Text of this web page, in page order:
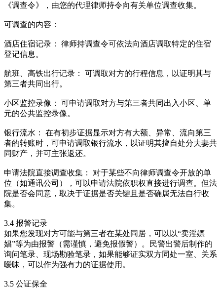
《调查令》，由您的代理律师持令向有关单位调查收集。
可调查的内容：
酒店住宿记录： 律师持调查令可依法向酒店调取特定的住宿
登记信息。
航班、高铁出行记录： 可调取对方的行程信息，以证明其与
第三者共同出行。
小区监控录像： 可申请调取对方与第三者共同出入小区、单
元的公共监控录像。
银行流水： 在有初步证据显示对方有大额、异常、流向第三
者的转账时，可申请调取银行流水，以证明其擅自处分夫妻共
同财产，并可主张返还。
申请法院直接调查收集： 对于某些不向律师调查令开放的单
位（如通讯公司），可以申请法院依职权直接进行调查。但法
院是否会同意，取决于证据是否关键且是否确属无法自行收
集。
3.4 报警记录
如果您发现对方可能与第三者在某处同居，可以以“卖淫嫖
娼”等为由报警（需谨慎，避免报假警）。民警出警后制作的
询问笔录、现场勘验笔录，如果能够证实双方同处一室、关系
暧昧，可以作为强有力的证据使用。
3.5 公证保全